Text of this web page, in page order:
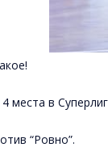
места в
“Ровно”.